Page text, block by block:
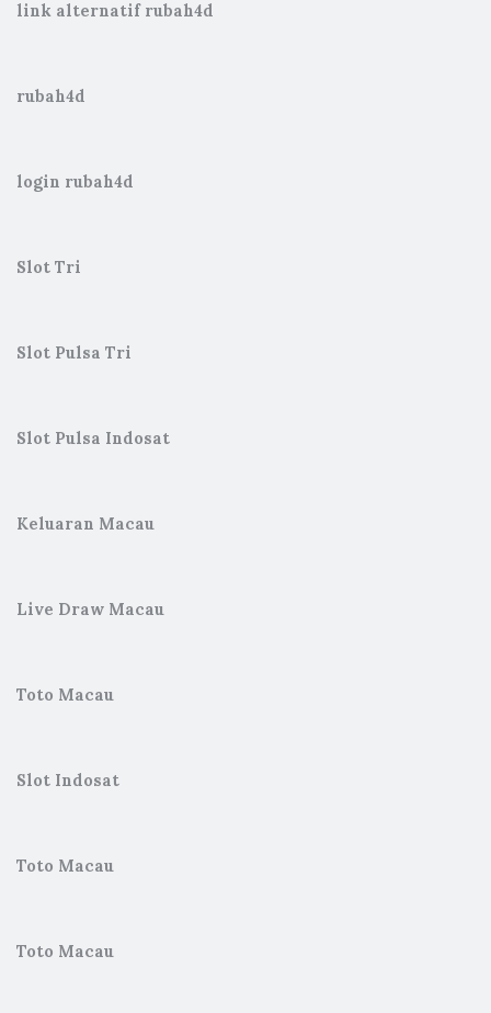
link alternatif rubah4d
rubah4d
login rubah4d
Slot Tri
Slot Pulsa Tri
Slot Pulsa Indosat
Keluaran Macau
Live Draw Macau
Toto Macau
Slot Indosat
Toto Macau
Toto Macau